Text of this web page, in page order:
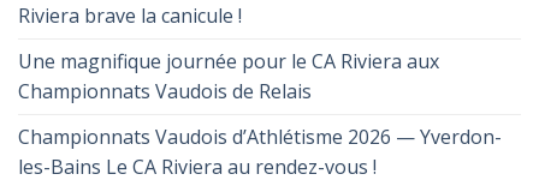
Riviera brave la canicule !
Une magnifique journée pour le CA Riviera aux
Championnats Vaudois de Relais
Championnats Vaudois d’Athlétisme 2026 — Yverdon-
les-Bains Le CA Riviera au rendez-vous !